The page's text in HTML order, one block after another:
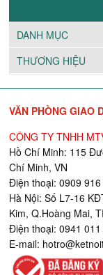
DANH MỤC
THƯƠNG HIỆU
VĂN PHÒNG GIAO
CÔNG TY TNHH
Hồ Chí Minh: 115
Chí Minh, VN
Điện thoại: 0909 916
Hà Nội: Số L7-16
Kim, Q.Hoàng Mai,
Điện thoại: 0941
E-mail: